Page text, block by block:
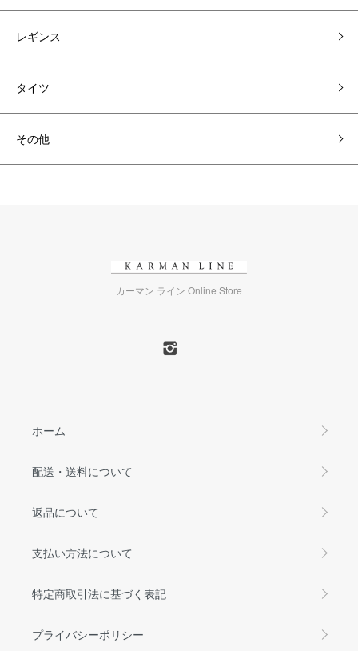
レギンス
タイツ
その他
カーマン ライン Online Store
ホーム
配送・送料について
返品について
支払い方法について
特定商取引法に基づく表記
プライバシーポリシー